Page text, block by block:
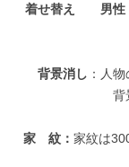
着せ替え 男性
背景消し ：人
背
家 紋： 家紋は